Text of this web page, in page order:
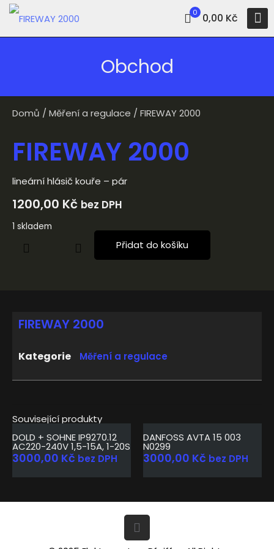
0 0,00 Kč
Obchod
Domů / Měření a regulace / FIREWAY 2000
FIREWAY 2000
lineární hlásič kouře – pár
1200,00 Kč bez DPH
1 skladem
Přidat do košíku
Související produkty
DOLD + SOHNE IP9270.12
AC220-240V 1,5-15A, 1-20S
3000,00 Kč bez DPH
DANFOSS AVTA 15 003
N0299
3000,00 Kč bez DPH
FIREWAY 2000
Kategorie Měření a regulace